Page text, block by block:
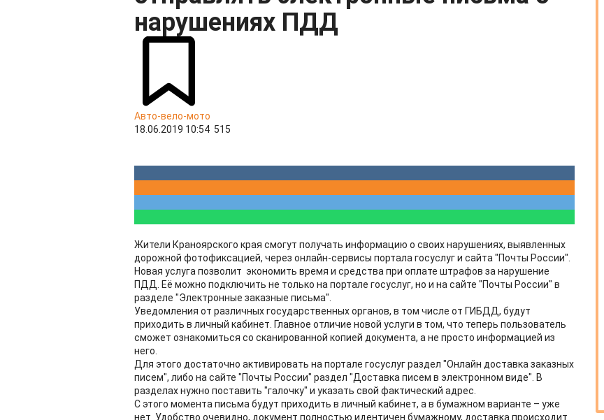
нарушениях ПДД
Авто-вело-мото
18.06.2019 10:54 515
Жители Краноярского края смогут получать информацию о своих нарушениях, выявленных
дорожной фотофиксацией, через онлайн-сервисы портала госуслуг и сайта "Почты России".
Новая услуга позволит экономить время и средства при оплате штрафов за нарушение
ПДД. Её можно подключить не только на портале госуслуг, но и на сайте "Почты России" в
разделе "Электронные заказные письма".
Уведомления от различных государственных органов, в том числе от ГИБДД, будут
приходить в личный кабинет. Главное отличие новой услуги в том, что теперь пользователь
сможет ознакомиться со сканированной копией документа, а не просто информацией из
него.
Для этого достаточно активировать на портале госуслуг раздел "Онлайн доставка заказных
писем", либо на сайте "Почты России" раздел "Доставка писем в электронном виде". В
разделах нужно поставить "галочку" и указать свой фактический адрес.
С этого момента письма будут приходить в личный кабинет, а в бумажном варианте – уже
нет. Удобство очевидно, документ полностью идентичен бумажному, доставка происходит